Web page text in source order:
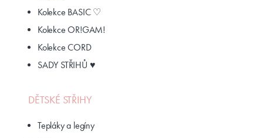
Kolekce BASIC ♡
Kolekce OR!GAM!
Kolekce CORD
SADY STŘIHŮ ♥
DĚTSKÉ STŘIHY
Tepláky a legíny